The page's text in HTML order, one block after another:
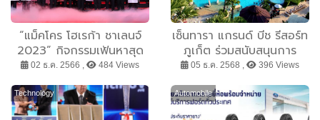
“แม็คโคร โฮเรก้า ชาเลนจ์
2023” กิจกรรมเฟ้นหาสุด
ยอดเชฟจากทั่วประเทศสู่เวที
ซอฟต์พาวเวอร์อาหารไทยให้
ไปไกลระดับโลก
02 ธ.ค. 2566 , 484 Views
เซ็นทารา แกรนด์ บีช รีสอร์ท
ภูเก็ต ร่วมสนับสนุนการ
แข่งขันเรือใบนานาชาติชิง
ส์คัพ รีกัตต้า ครั้งที่ 37
05 ธ.ค. 2568 , 396 Views
Technology Automobile